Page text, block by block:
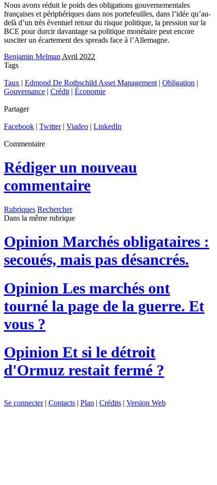
Nous avons réduit le poids des obligations gouvernementales
françaises et périphériques dans nos portefeuilles, dans l’idée qu’au-
delà d’un très éventuel retour du risque politique, la pression sur la
BCE pour durcir davantage sa politique monétaire peut encore
susciter un écartement des spreads face à l’Allemagne.
Benjamin Melman Avril 2022
Tags
Taux | Edmond De Rothschild Asset Management | Obligation |
Gouvernance | Crédit | Économie
Partager
Facebook | Twitter| Viadeo | LinkedIn
Commentaire
Rédiger un nouveau
commentaire
Rubriques Rechercher
Dans la même rubrique
Opinion Marchés obligataires :
secoués, mais pas désancrés.
Opinion Les marchés ont
tourné la page de la guerre. Et
vous ?
Opinion Et si le détroit
d'Ormuz restait fermé ?
Se connecter| Contacts | Plan | Crédits | Version Web